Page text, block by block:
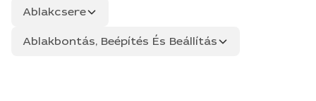
Ablakcsere
Ablakbontás, Beépítés És Beállítás